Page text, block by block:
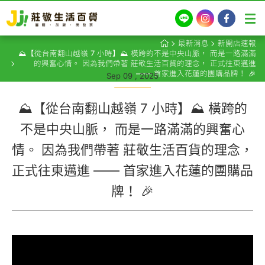
LINE InstagramFacebook
最新消息
新開店速報
⛰️【從台南翻山越嶺 7 小時】⛰️ 橫跨的不是中央山脈， 而是一路滿滿
的興奮心情。 因為我們帶著 莊敬生活百貨的理念， 正式往東邁進
—— 首家進入花蓮的團購品牌！ 🎉
Sep 09 , 2025
⛰️【從台南翻山越嶺 7 小時】⛰️ 橫跨的
不是中央山脈， 而是一路滿滿的興奮心
情。 因為我們帶著 莊敬生活百貨的理念，
正式往東邁進 —— 首家進入花蓮的團購品
牌！ 🎉